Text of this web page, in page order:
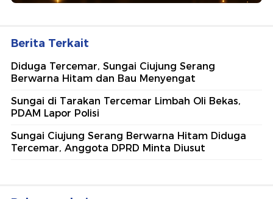
Berita Terkait
Diduga Tercemar, Sungai Ciujung Serang
Berwarna Hitam dan Bau Menyengat
Sungai di Tarakan Tercemar Limbah Oli Bekas,
PDAM Lapor Polisi
Sungai Ciujung Serang Berwarna Hitam Diduga
Tercemar, Anggota DPRD Minta Diusut